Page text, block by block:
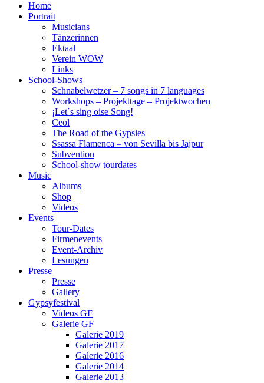
Home
Portrait
Musicians
Tänzerinnen
Ektaal
Verein WOW
Links
School-Shows
Schnabelwetzer – 7 songs in 7 languages
Workshops – Projekttage – Projektwochen
¡Let´s sing oise Song!
Ceol
The Road of the Gypsies
Ssassa Flamenca – von Sevilla bis Jajpur
Subvention
School-show tourdates
Music
Albums
Shop
Videos
Events
Tour-Dates
Firmenevents
Event-Archiv
Lesungen
Presse
Presse
Gallery
Gypsyfestival
Videos GF
Galerie GF
Galerie 2019
Galerie 2017
Galerie 2016
Galerie 2014
Galerie 2013